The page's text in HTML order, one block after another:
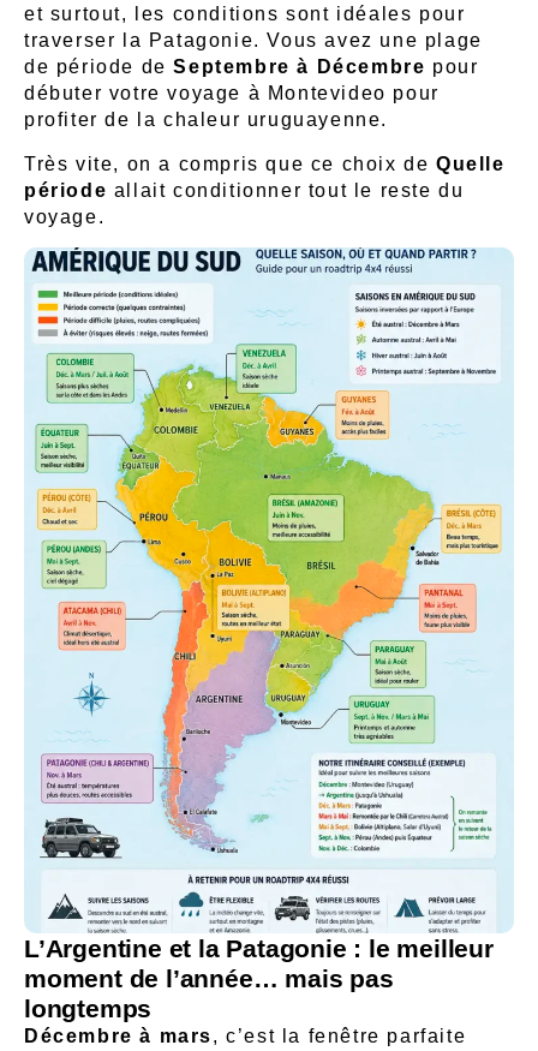
et surtout, les conditions sont idéales pour
traverser la Patagonie. Vous avez une plage
de période deSeptembre à Décembre pour
débuter votre voyage à Montevideo pour
profiter de la chaleur uruguayenne.
Très vite, on a compris que ce choix de Quelle
période allait conditionner tout le reste du
voyage.
L’Argentine et la Patagonie : le meilleur
moment de l’année… mais pas
longtemps
Décembre à mars, c’est la fenêtre parfaite